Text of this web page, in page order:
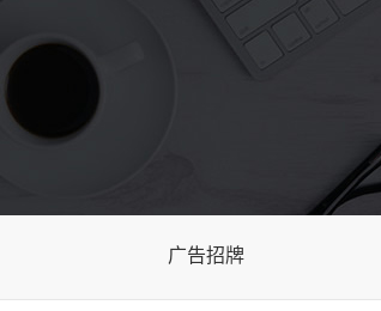
广告招牌